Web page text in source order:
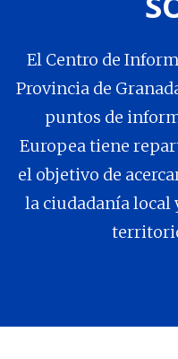
El Centro de
Provincia de
puntos de
Europea tiene
el objetivo de
la ciudadanía local